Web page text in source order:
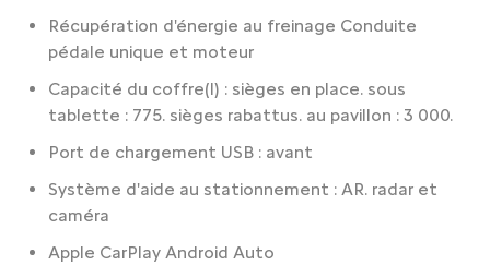
Récupération d'énergie au freinage Conduite
pédale unique et moteur
Capacité du coffre(l) : sièges en place. sous
tablette : 775. sièges rabattus. au pavillon : 3 000.
Port de chargement USB : avant
Système d'aide au stationnement : AR. radar et
caméra
Apple CarPlay Android Auto